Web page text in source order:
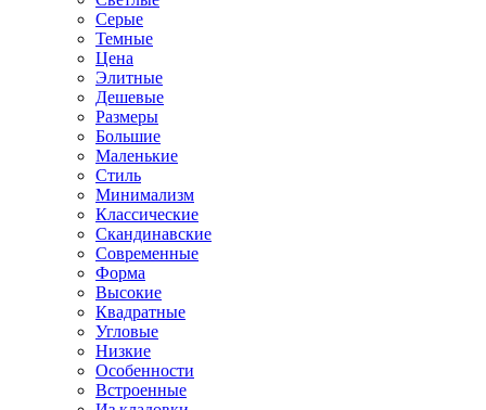
Серые
Темные
Цена
Элитные
Дешевые
Размеры
Большие
Маленькие
Стиль
Минимализм
Классические
Скандинавские
Современные
Форма
Высокие
Квадратные
Угловые
Низкие
Особенности
Встроенные